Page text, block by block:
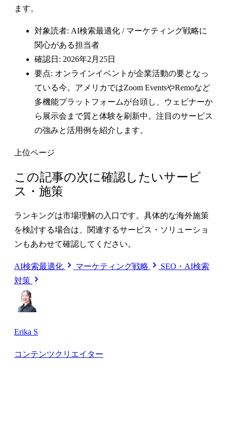
ます。
対象読者: AI検索最適化 / マーケティング戦略に
関心がある担当者
確認日: 2026年2月25日
要点: オンラインイベントが企業活動の要となっ
ている今。アメリカではZoom EventsやRemoなど
多機能プラットフォームが台頭し、ウェビナーか
ら展示会まで質と体験を刷新中。注目のサービス
の強みと活用例を紹介します。
上位ページ
この記事の次に確認したいサービ
ス・施策
ランキングは市場理解の入口です。具体的な海外施策
を検討する場合は、関連するサービス・ソリューショ
ンもあわせて確認してください。
AI検索最適化 マーケティング戦略
SEO・AI検索
対策
Erika S
コンテンツクリエイター